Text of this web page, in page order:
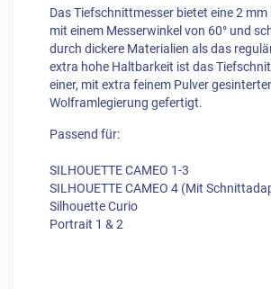
Das Tiefschnittmesser bietet eine 2 mm
mit einem Messerwinkel von 60° und
durch dickere Materialien als das
extra hohe Haltbarkeit ist das
einer, mit extra feinem Pulver
Wolframlegierung gefertigt.
Passend für:
SILHOUETTE CAMEO 1-3
SILHOUETTE CAMEO 4 (Mit
Silhouette Curio
Portrait 1 & 2